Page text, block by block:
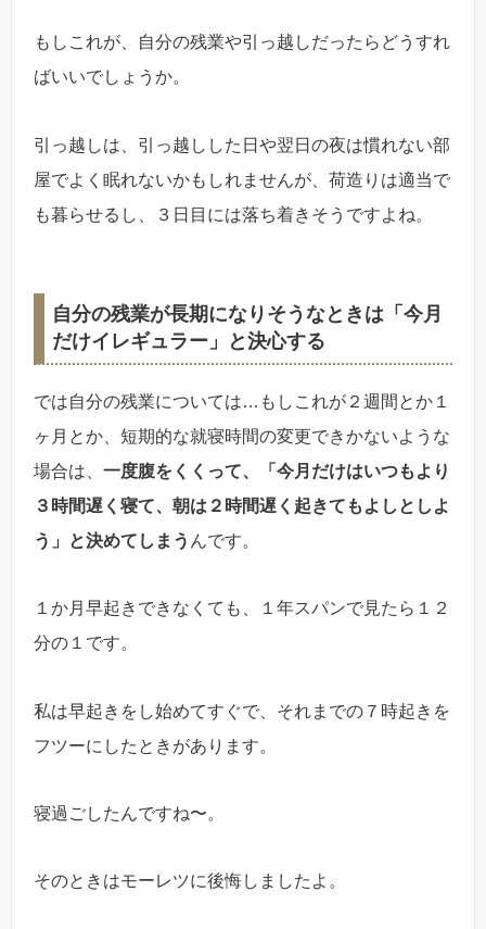
もしこれが、自分の残業や引っ越しだったらどうすれ
ばいいでしょうか。
引っ越しは、引っ越しした日や翌日の夜は慣れない部
屋でよく眠れないかもしれませんが、荷造りは適当で
も暮らせるし、３日目には落ち着きそうですよね。
自分の残業が長期になりそうなときは「今月
だけイレギュラー」と決心する
では自分の残業については…もしこれが２週間とか１
ヶ月とか、短期的な就寝時間の変更できかないような
場合は、 一度腹をくくって、「今月だけはいつもより
３時間遅く寝て、朝は２時間遅く起きてもよしとしよ
う」と決めてしまう んです。
１か月早起きできなくても、１年スパンで見たら１２
分の１です。
私は早起きをし始めてすぐで、それまでの７時起きを
フツーにしたときがあります。
寝過ごしたんですね〜。
そのときはモーレツに後悔しましたよ。